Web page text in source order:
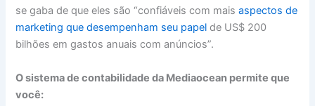
se gaba de que eles são “confiáveis ​​com maisaspectos de
marketing que desempenham seu papel de US$ 200
bilhões em gastos anuais com anúncios”.
O sistema de contabilidade da Mediaocean permite que
você: